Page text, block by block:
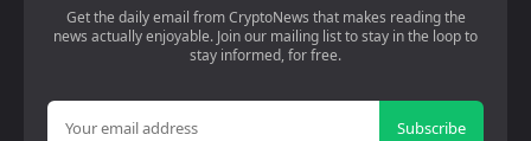
Get the daily email from CryptoNews that makes reading the
news actually enjoyable. Join our mailing list to stay in the loop to
stay informed, for free.
Subscribe